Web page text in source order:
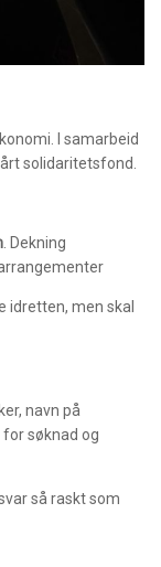
I samarbeid
solidaritetsfond.
. Dekning
idretten, men skal
navn på
søknad og
så raskt som